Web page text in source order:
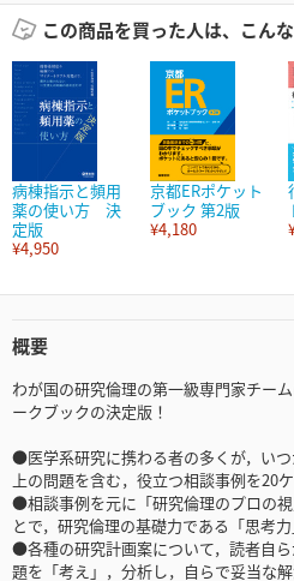
この商品を買った人は、こん
病棟指示と頻用
薬の使い方 決
定版
¥4,950
京都ERポケット
ブック 第2版
¥4,180
概要
わが国の研究倫理の第一級専門家チー
ークブックの決定版！
●医学系研究に携わる者の多くが，い
上の問題を含む，役立つ相談事例を20ケ
●相談事例を元に「研究倫理のプロの
とで，研究倫理の基礎力である「思考
●各種の研究計画案について，読者自
題を「考え」，分析し，自らで妥当な